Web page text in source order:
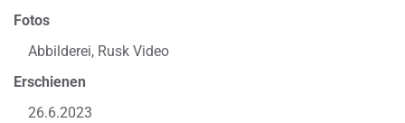
Fotos
Abbilderei, Rusk Video
Erschienen
26.6.2023